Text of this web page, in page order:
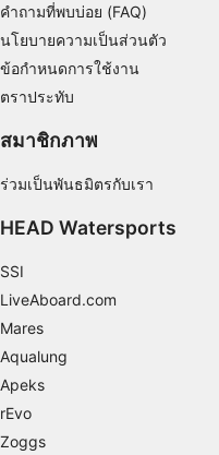
คำถามที่พบบ่อย (FAQ)
นโยบายความเป็นส่วนตัว
ข้อกำหนดการใช้งาน
ตราประทับ
สมาชิกภาพ
ร่วมเป็นพันธมิตรกับเรา
HEAD Watersports
SSI
LiveAboard.com
Mares
Aqualung
Apeks
rEvo
Zoggs
ประสิทธิภาพการทำงาน
การทำงาน
การโฆษณา